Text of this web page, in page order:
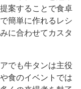
案することで食卓
簡単に作れるレシ
に合わせてカスタ
でも牛タンは主役
食のイベントでは